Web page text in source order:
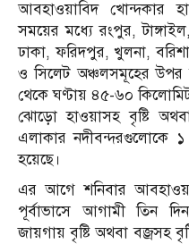
আবহাওয়াবিদ খোন্দকার
সময়ের মধ্যে রংপুর,
ঢাকা, ফরিদপুর, খুলনা,
ও সিলেট অঞ্চলসমূহের উপর
থেকে ঘণ্টায় ৪৫-৬০
ঝোড়ো হাওয়াসহ বৃষ্টি
এলাকার নদীবন্দরগুলোকে
হয়েছে।
এর আগে শনিবার আবহাওয়া
পূর্বাভাসে আগামী তিন
জায়গায় বৃষ্টি অথবা বজ্রসহ